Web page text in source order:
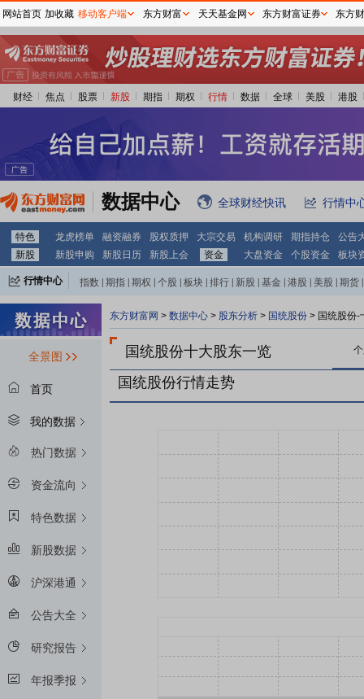
财经 焦点 股票 新股 期指 期权 行情 数据 全球 美股 港股
数据中心 全球财经快讯 行情中
特色 龙虎榜单 融资融券 股权质押 大宗交易 机构调研 期指持仓
公告
新股
新股申购 新股日历 新股上会 资金 大盘资金 个股资金 板块
行情中心 指数 期指 期权 个股 板块 排行 新股 基金 港股 美股 期货
全景图
首页
我的数据
热门数据
资金流向
特色数据
新股数据
沪深港通
公告大全
研究报告
年报季报
东方财富网 > 数据中心 > 股东分析 > 国统股份 > 国统股份-
国统股份十大股东一览
国统股份行情走势
网站首页 加收藏 移动客户端 东方财富 天天基金网 东方财富证券 东方